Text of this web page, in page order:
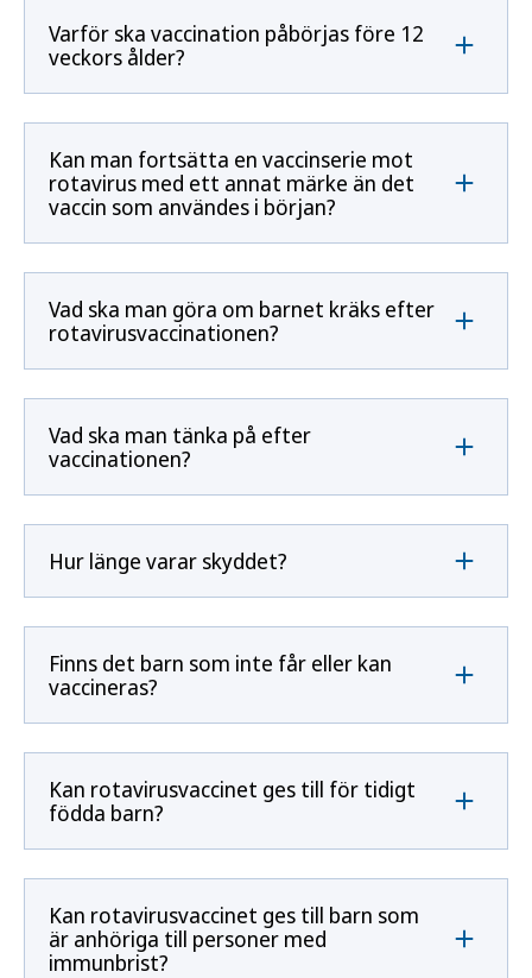
Varför ska vaccination påbörjas före 12
veckors ålder?
Kan man fortsätta en vaccinserie mot
rotavirus med ett annat märke än det
vaccin som användes i början?
Vad ska man göra om barnet kräks efter
rotavirusvaccinationen?
Vad ska man tänka på efter
vaccinationen?
Hur länge varar skyddet?
Finns det barn som inte får eller kan
vaccineras?
Kan rotavirusvaccinet ges till för tidigt
födda barn?
Kan rotavirusvaccinet ges till barn som
är anhöriga till personer med
immunbrist?